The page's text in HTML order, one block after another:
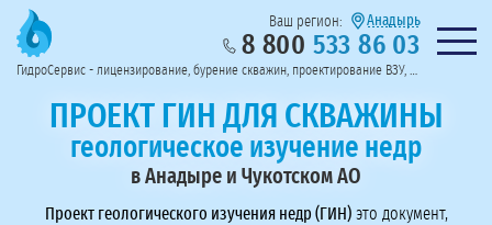
Предоставим полный пакет документов
Пригласить в тендер
Колл-центр на связи с 9:00 до 19:00
Перезвоните мне!
Ваш регион: Анадырь
8 800 533 86 03 Нужна
ГидроСервис - лицензирование, бурение скважин, проектирование ВЗУ, системы водоподготовки
ПРОЕКТ ГИН ДЛЯ СКВАЖИНЫ
геологическое изучение недр
в Анадыре и Чукотском АО
Проект геологического изучения недр (ГИН)это документ,